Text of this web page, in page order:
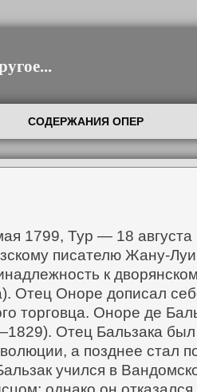
СОДЕРЖАНИЯ ОПЕР
1799, Тур — 18
писателю Жану-
к
Отец Оноре дописал
торговца. Оноре де
Отец Бальзака
а позднее стал
учился в